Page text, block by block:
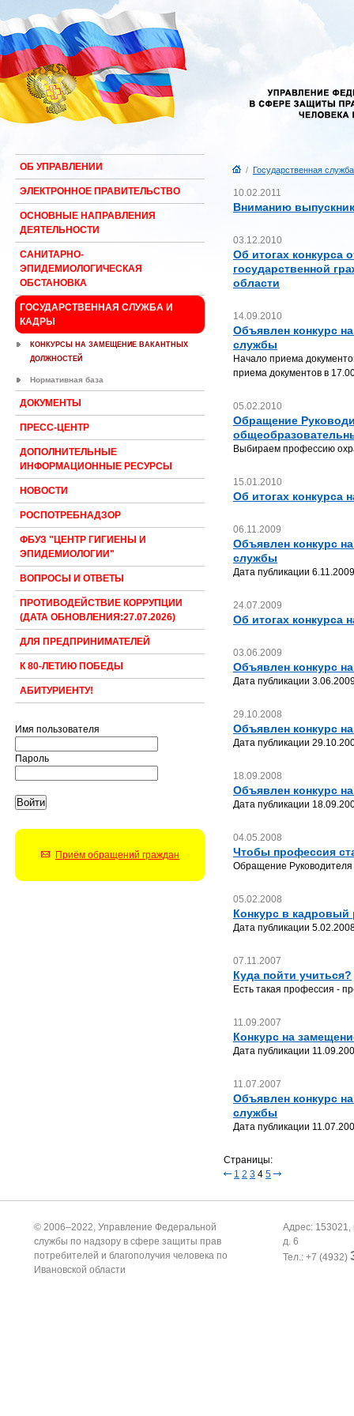
ОБ УПРАВЛЕНИИ
ЭЛЕКТРОННОЕ ПРАВИТЕЛЬСТВО
ОСНОВНЫЕ НАПРАВЛЕНИЯ
ДЕЯТЕЛЬНОСТИ
САНИТАРНО-
ЭПИДЕМИОЛОГИЧЕСКАЯ
ОБСТАНОВКА
ГОСУДАРСТВЕННАЯ СЛУЖБА И
КАДРЫ
КОНКУРСЫ НА ЗАМЕЩЕНИЕ ВАКАНТНЫХ
ДОЛЖНОСТЕЙ
Нормативная база
ДОКУМЕНТЫ
ПРЕСС-ЦЕНТР
ДОПОЛНИТЕЛЬНЫЕ
ИНФОРМАЦИОННЫЕ РЕСУРСЫ
НОВОСТИ
РОСПОТРЕБНАДЗОР
ФБУЗ "ЦЕНТР ГИГИЕНЫ И
ЭПИДЕМИОЛОГИИ"
ВОПРОСЫ И ОТВЕТЫ
ПРОТИВОДЕЙСТВИЕ КОРРУПЦИИ
(ДАТА ОБНОВЛЕНИЯ:27.07.2026)
ДЛЯ ПРЕДПРИНИМАТЕЛЕЙ
К 80-ЛЕТИЮ ПОБЕДЫ
АБИТУРИЕНТУ!
Имя пользователя
Пароль
Приём обращений граждан
/ Государственная
10.02.2011
Вниманию
03.12.2010
Об итогах конкурса
государственной
области
14.09.2010
Объявлен конкурс
службы
Начало приема
приема документов в
05.02.2010
Обращение
Выбираем профессию
15.01.2010
Об итогах конкурса
06.11.2009
Объявлен конкурс
службы
Дата публикации
24.07.2009
Об итогах конкурса
03.06.2009
Объявлен конкурс
Дата публикации
29.10.2008
Объявлен конкурс
Дата публикации
18.09.2008
Объявлен конкурс
Дата публикации
04.05.2008
Чтобы профессия
Обращение
05.02.2008
Конкурс в кадровый
Дата публикации
07.11.2007
Куда пойти учиться?
Есть такая профессия -
11.09.2007
Конкурс на
Дата публикации
11.07.2007
Объявлен конкурс
службы
Дата публикации
Страницы:
1 2 3 4 5
© 2006–2022, Управление Федеральной
службы по надзору в сфере защиты прав
потребителей и благополучия человека по
Ивановской области
Адрес: 153021,
д. 6
Тел.: +7 (4932)